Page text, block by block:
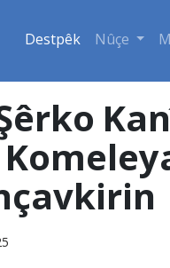
Destpêk Nûçe